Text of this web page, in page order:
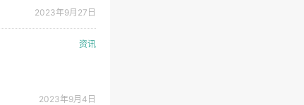
2023年9月27日
资讯
2023年9月4日